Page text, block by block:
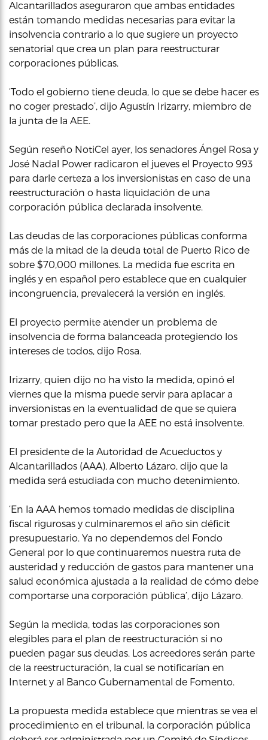
Alcantarillados aseguraron que ambas entidades
están tomando medidas necesarias para evitar la
insolvencia contrario a lo que sugiere un proyecto
senatorial que crea un plan para reestructurar
corporaciones públicas.
‘Todo el gobierno tiene deuda, lo que se debe hacer es
no coger prestado’, dijo Agustín Irizarry, miembro de
la junta de la AEE.
Según reseño NotiCel ayer, los senadores Ángel Rosa y
José Nadal Power radicaron el jueves el Proyecto 993
para darle certeza a los inversionistas en caso de una
reestructuración o hasta liquidación de una
corporación pública declarada insolvente.
Las deudas de las corporaciones públicas conforma
más de la mitad de la deuda total de Puerto Rico de
sobre $70,000 millones. La medida fue escrita en
inglés y en español pero establece que en cualquier
incongruencia, prevalecerá la versión en inglés.
El proyecto permite atender un problema de
insolvencia de forma balanceada protegiendo los
intereses de todos, dijo Rosa.
Irizarry, quien dijo no ha visto la medida, opinó el
viernes que la misma puede servir para aplacar a
inversionistas en la eventualidad de que se quiera
tomar prestado pero que la AEE no está insolvente.
El presidente de la Autoridad de Acueductos y
Alcantarillados (AAA), Alberto Lázaro, dijo que la
medida será estudiada con mucho detenimiento.
‘En la AAA hemos tomado medidas de disciplina
fiscal rigurosas y culminaremos el año sin déficit
presupuestario. Ya no dependemos del Fondo
General por lo que continuaremos nuestra ruta de
austeridad y reducción de gastos para mantener una
salud económica ajustada a la realidad de cómo debe
comportarse una corporación pública’, dijo Lázaro.
Según la medida, todas las corporaciones son
elegibles para el plan de reestructuración si no
pueden pagar sus deudas. Los acreedores serán parte
de la reestructuración, la cual se notificarían en
Internet y al Banco Gubernamental de Fomento.
La propuesta medida establece que mientras se vea el
procedimiento en el tribunal, la corporación pública